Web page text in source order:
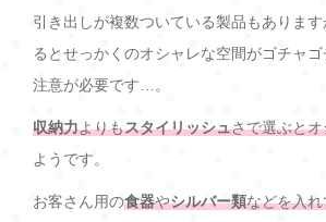
引き出しが複数ついている製品もありま
るとせっかくのオシャレな空間がゴチャ
注意が必要です…。
収納力よりもスタイリッシュさで選ぶと
ようです。
お客さん用の食器やシルバー類などを入